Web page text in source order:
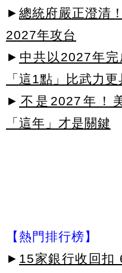
► 總統府嚴正澄清
2027年攻台
► 中共以2027年完
「這1點」比武力
► 不是2027年！
「這年」才是關鍵
【熱門排行榜】
► 15家銀行收回扣